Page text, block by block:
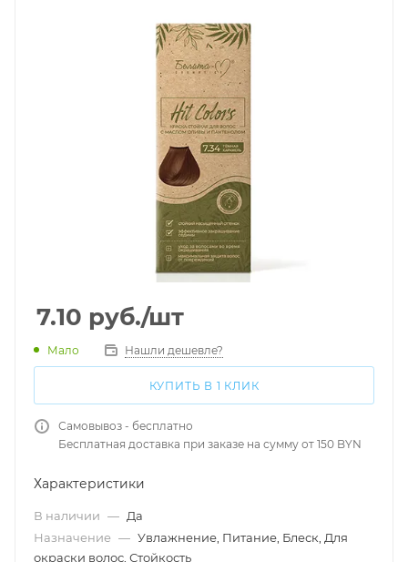
7.10 руб./шт
Мало Нашли дешевле?
КУПИТЬ В 1 КЛИК
Самовывоз - бесплатно
Бесплатная доставка при заказе на сумму от 150 BYN
Характеристики
В наличии — Да
Назначение — Увлажнение, Питание, Блеск, Для
окраски волос, Стойкость